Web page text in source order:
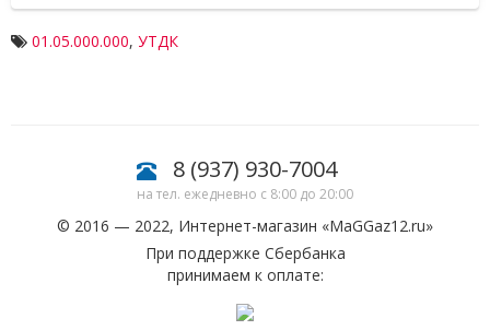
01.05.000.000, УТДК
8 (937) 930-7004
на тел. ежедневно с 8:00 до 20:00
© 2016 — 2022, Интернет-магазин «MaGGaz12.ru»
При поддержке Сбербанка
принимаем к оплате: